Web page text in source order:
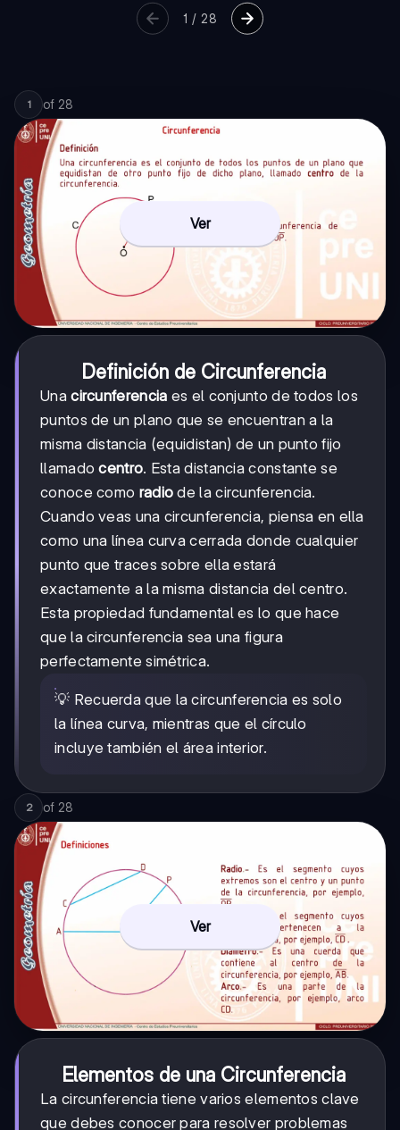
1 / 28
1 of 28
Ver
Definición de Circunferencia
Unacircunferencia es el conjunto de todos los
puntos de un plano que se encuentran a la
misma distancia (equidistan) de un punto fijo
llamadocentro. Esta distancia constante se
conoce como radio de la circunferencia.
Cuando veas una circunferencia, piensa en ella
como una línea curva cerrada donde cualquier
punto que traces sobre ella estará
exactamente a la misma distancia del centro.
Esta propiedad fundamental es lo que hace
que la circunferencia sea una figura
perfectamente simétrica.
💡 Recuerda que la circunferencia es solo
la línea curva, mientras que el círculo
incluye también el área interior.
2 of 28
Ver
Elementos de una Circunferencia
La circunferencia tiene varios elementos clave
que debes conocer para resolver problemas